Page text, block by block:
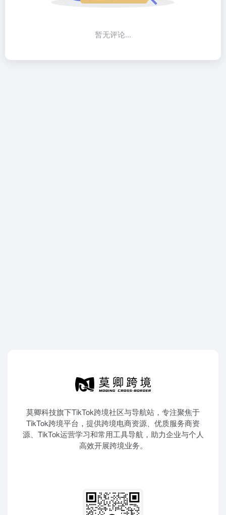
暂无评论...
莫卿科技旗下TikTok跨境社区与导航站，专注聚焦于
TikTok跨境平台，提供跨境电商资源、优质服务商资
源、TikTok运营学习和常用工具导航，助力企业与个人
高效开展跨境业务。